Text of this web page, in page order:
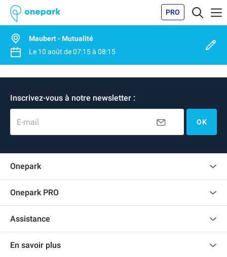
PRO
Maubert - Mutualité
Le 10 août de07:15à 08:15
Inscrivez-vous à notre newsletter :
E-mail OK
Onepark
Recrutement
Onepark PRO
Accéder à mon espace partenaire
Assistance
Centre d'aide
En savoir plus